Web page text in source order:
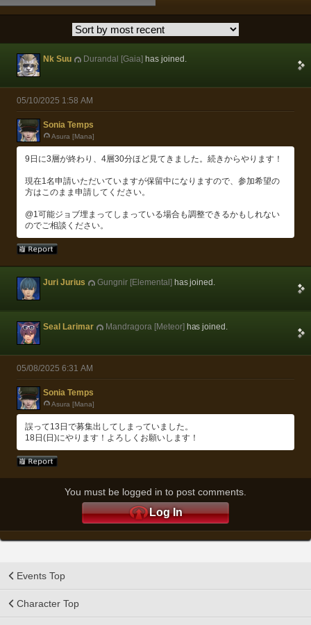
Nk Suu Durandal [Gaia]has joined.
05/10/2025 1:58 AM
Sonia Temps
Asura [Mana]
9日に3層が終わり、4層30分ほど見てきました。続きからやります！
現在1名申請いただいていますが保留中になりますので、参加希望の
方はこのまま申請してください。
@1可能ジョブ埋まってしまっている場合も調整できるかもしれない
のでご相談ください。
Juri Jurius Gungnir [Elemental] has joined.
Seal Larimar Mandragora [Meteor] has joined.
05/08/2025 6:31 AM
Sonia Temps
Asura [Mana]
誤って13日で募集出してしまっていました。
18日(日)にやります！よろしくお願いします！
You must be logged in to post comments.
Log In
Events Top
Character Top